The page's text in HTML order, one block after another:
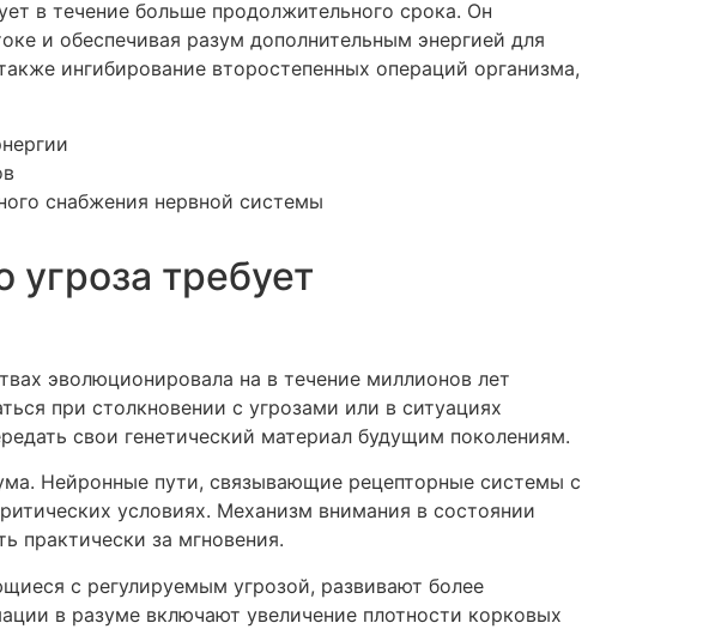
в течение больше продолжительного срока. Он
и обеспечивая разум дополнительным энергией для
ингибирование второстепенных операций организма,
снабжения нервной системы
угроза требует
эволюционировала на в течение миллионов лет
при столкновении с угрозами или в ситуациях
свои генетический материал будущим поколениям.
Нейронные пути, связывающие рецепторные системы с
условиях. Механизм внимания в состоянии
практически за мгновения.
с регулируемым угрозой, развивают более
в разуме включают увеличение плотности корковых